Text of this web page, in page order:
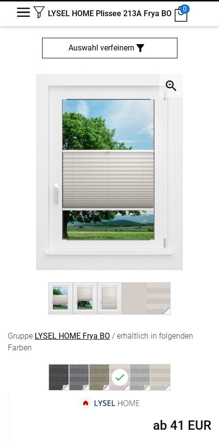
LYSEL HOME Plissee 213A Frya BO
0
Auswahl verfeinern
Gruppe LYSEL HOME Frya BO / erhältlich in folgenden
Farben
ab 41 EUR